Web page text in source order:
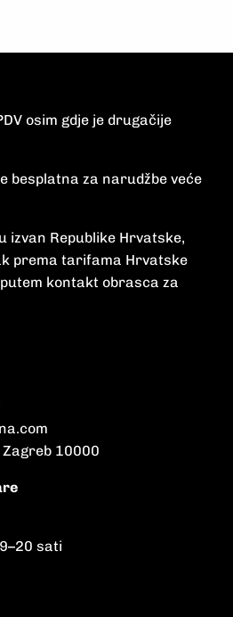
osim gdje je drugačije
besplatna za narudžbe veće
izvan Republike Hrvatske,
prema tarifama Hrvatske
kontakt obrasca za
Zagreb 10000
–20 sati